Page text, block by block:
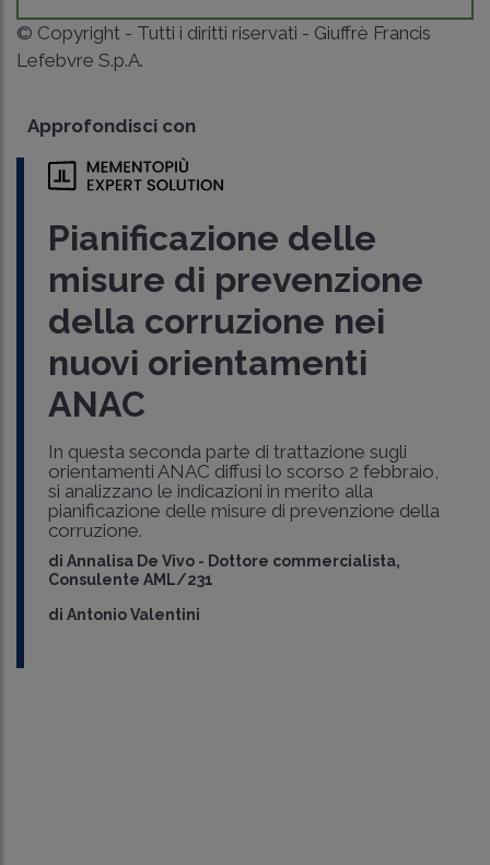
© Copyright - Tutti i diritti riservati - Giuffrè Francis
Lefebvre S.p.A.
Approfondisci con
Pianificazione delle
misure di prevenzione
della corruzione nei
nuovi orientamenti
ANAC
In questa seconda parte di trattazione sugli
orientamenti ANAC diffusi lo scorso 2 febbraio,
si analizzano le indicazioni in merito alla
pianificazione delle misure di prevenzione della
corruzione.
di Annalisa De Vivo - Dottore commercialista,
Consulente AML/231
di Antonio Valentini